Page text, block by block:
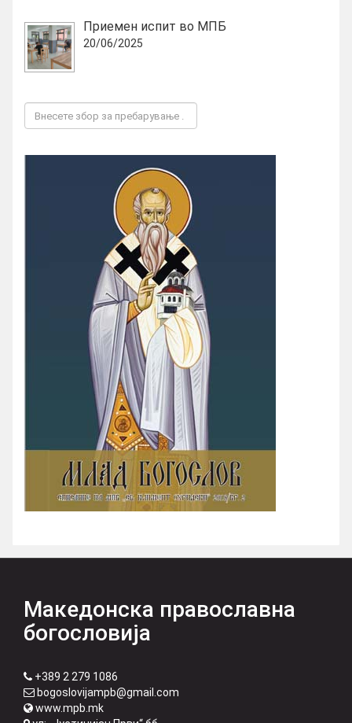
Приемен испит во МПБ
20/06/2025
Македонска православна
богословија
+389 2 279 1086
bogoslovijampb@gmail.com
www.mpb.mk